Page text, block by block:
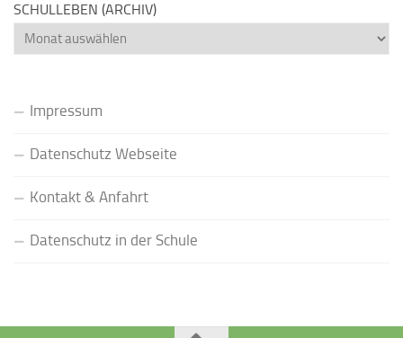
SCHULLEBEN (ARCHIV)
Schulleben
(Archiv)
Impressum
Datenschutz Webseite
Kontakt & Anfahrt
Datenschutz in der Schule